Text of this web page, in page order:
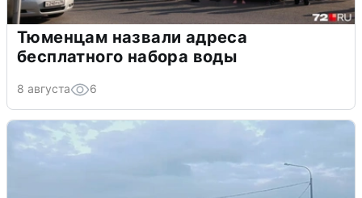
Тюменцам назвали адреса
бесплатного набора воды
8 августа 6